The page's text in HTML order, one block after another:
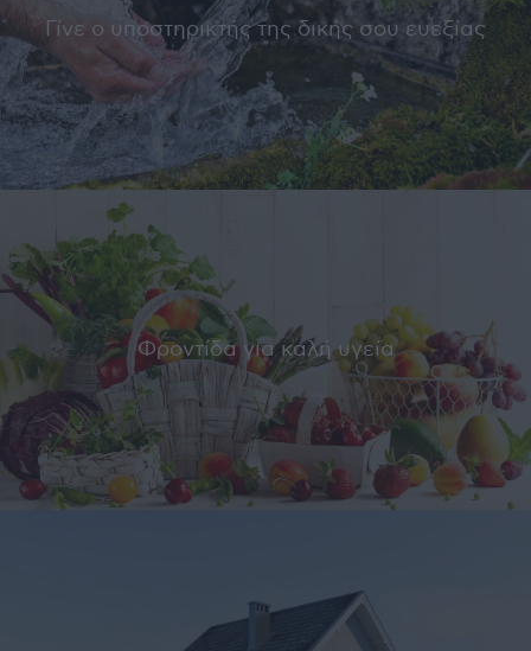
Γίνε ο υποστηρικτής της δικής σου ευεξίας
Φροντίδα για καλή υγεία